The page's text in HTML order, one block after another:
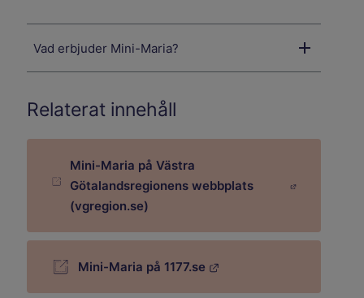
Vad erbjuder Mini-Maria?
Relaterat innehåll
Mini-Maria på Västra
Götalandsregionens webbplats
(vgregion.se)
Länk till annan webbplats.
Mini-Maria på 1177.se
Länk till annan webbplats.